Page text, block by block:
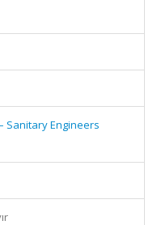
Sanitary Engineers